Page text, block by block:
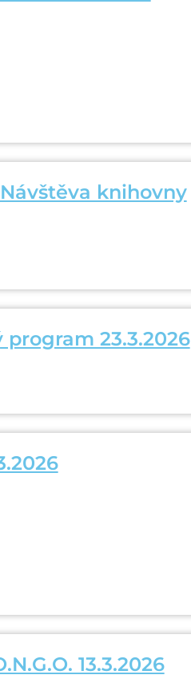
knihovny
23.3.2026
13.3.2026